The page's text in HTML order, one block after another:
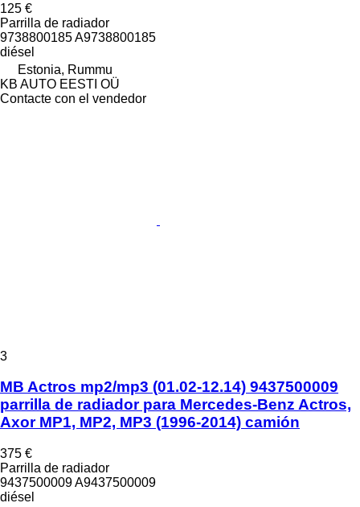
125 €
Parrilla de radiador
9738800185 A9738800185
diésel
Estonia, Rummu
KB AUTO EESTI OÜ
Contacte con el vendedor
3
MB Actros mp2/mp3 (01.02-12.14) 9437500009
parrilla de radiador para Mercedes-Benz Actros,
Axor MP1, MP2, MP3 (1996-2014) camión
375 €
Parrilla de radiador
9437500009 A9437500009
diésel